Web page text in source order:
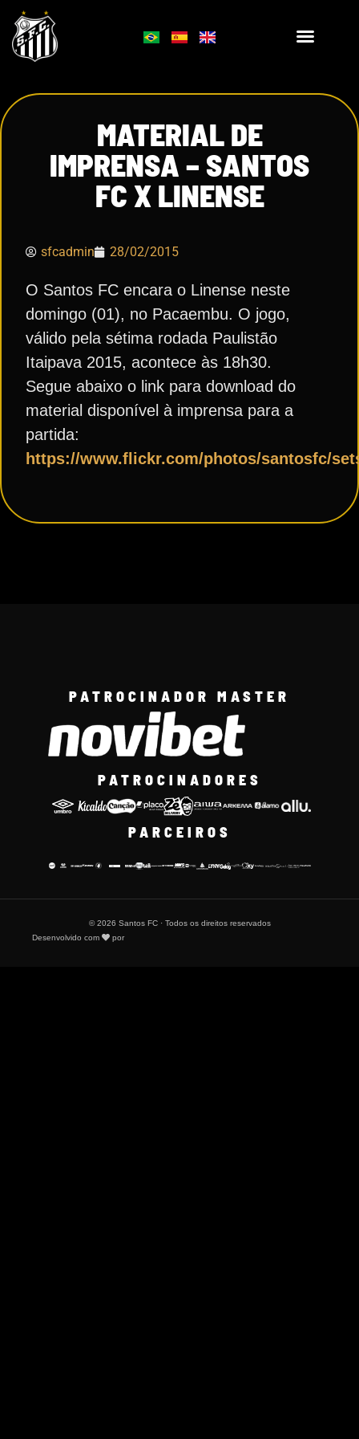
MATERIAL DE
IMPRENSA – SANTOS
FC X LINENSE
sfcadmin 28/02/2015
O Santos FC encara o Linense neste
domingo (01), no Pacaembu. O jogo,
válido pela sétima rodada Paulistão
Itaipava 2015, acontece às 18h30.
Segue abaixo o link para download do
material disponível à imprensa para a
partida:
https://www.flickr.com/photos/santosfc/
PATROCINADOR MASTER
PATROCINADORES
PARCEIROS
© 2026 Santos FC · Todos os direitos reservados
Desenvolvido com
por